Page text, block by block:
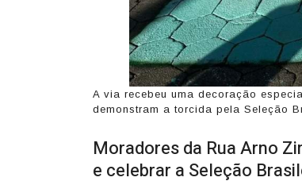
A via recebeu uma decoração
demonstram a torcida pela Seleção
Moradores da Rua Arno
e celebrar a Seleção